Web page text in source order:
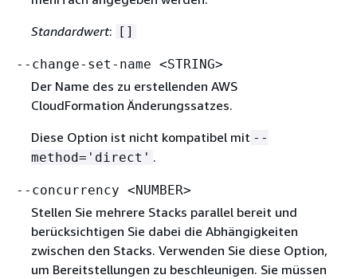
Standardwert: []
--change-set-name <STRING>
Der Name des zu erstellenden AWS
CloudFormation Änderungssatzes.
Diese Option ist nicht kompatibel mit --
method='direct' .
--concurrency <NUMBER>
Stellen Sie mehrere Stacks parallel bereit und
berücksichtigen Sie dabei die Abhängigkeiten
zwischen den Stacks. Verwenden Sie diese Option,
um Bereitstellungen zu beschleunigen. Sie müssen